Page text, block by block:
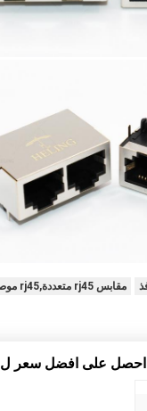
مقابس rj45 متعددة,rj45 موصل متعدد
احصل على افضل سعر ل